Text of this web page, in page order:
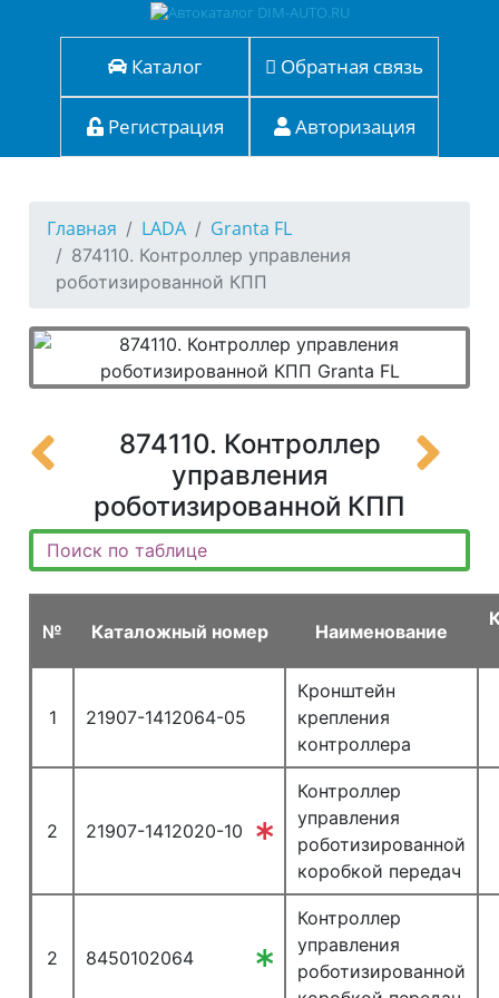
Каталог Обратная связь
Регистрация Авторизация
Главная LADA Granta FL
874110. Контроллер управления
роботизированной КПП
874110. Контроллер
управления
роботизированной КПП
№ Каталожный номер Наименование
1 21907-1412064-05
Кронштейн
крепления
контроллера
2 21907-1412020-10
Контроллер
управления
роботизированной
коробкой передач
2 8450102064
Контроллер
управления
роботизированной